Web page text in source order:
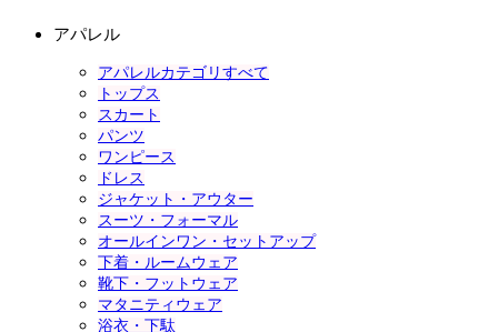
アパレル
アパレルカテゴリすべて
トップス
スカート
パンツ
ワンピース
ドレス
ジャケット・アウター
スーツ・フォーマル
オールインワン・セットアップ
下着・ルームウェア
靴下・フットウェア
マタニティウェア
浴衣・下駄